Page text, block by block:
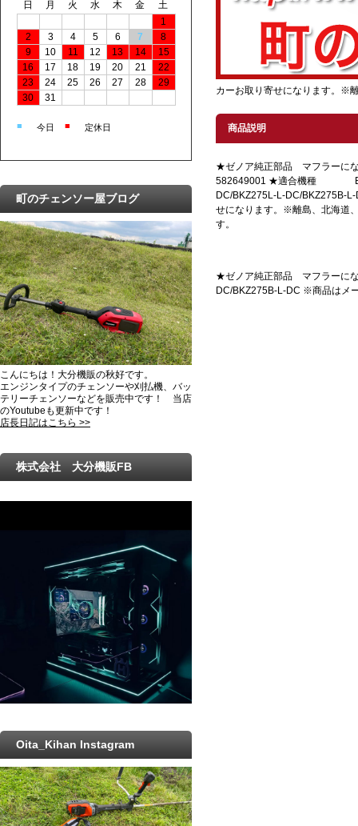
カーお取り寄せになります。※
商品説明
★ゼノア純正部品 マフラー
582649001 ★適合機種
DC/BKZ275L-L-DC/BKZ275B-
せになります。※離島、北海道
す。
★ゼノア純正部品 マフラー
DC/BKZ275B-L-DC ※商品はメ
日 月 火 水 木 金
土
1
2
3 4 5 6 7
8
9
10 11 12 13 14
15
16
17 18 19 20 21
22
23
24 25 26 27 28
29
30
31
■ 今日 ■ 定休日
町のチェンソー屋ブログ
こんにちは！大分機販の秋好です。
エンジンタイプのチェンソーや刈払機、バッ
テリーチェンソーなどを販売中です！ 当店
のYoutubeも更新中です！
店長日記はこちら >>
株式会社 大分機販FB
Oita_Kihan Instagram